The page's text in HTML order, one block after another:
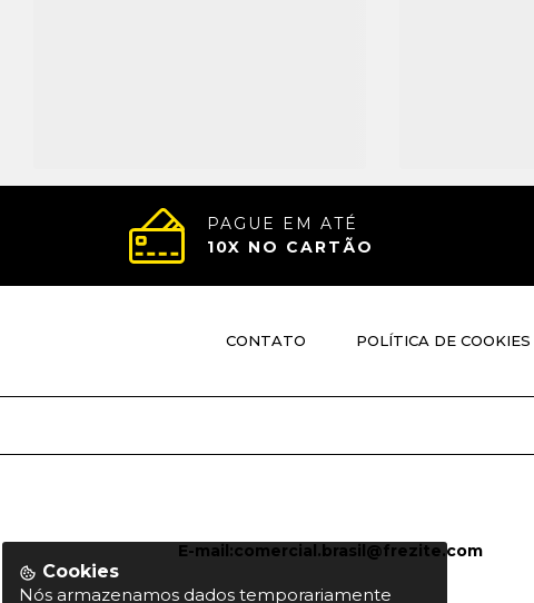
PAGUE EM ATÉ
10X NO CARTÃO
CONTATO POLÍTICA DE COOKIES
E-mail:comercial.brasil@frezite.com
Cookies
Nós armazenamos dados temporariamente